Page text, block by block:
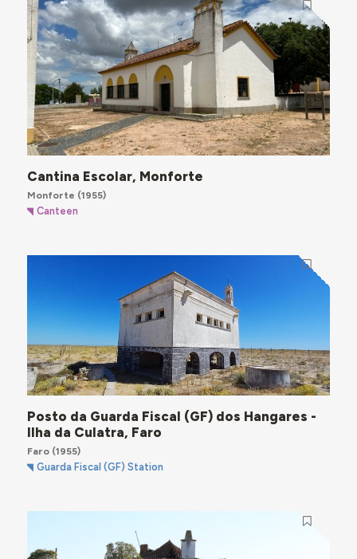
Cantina Escolar, Monforte
Monforte (1955)
Canteen
Posto da Guarda Fiscal (GF) dos Hangares -
Ilha da Culatra, Faro
Faro(1955)
Guarda Fiscal (GF) Station